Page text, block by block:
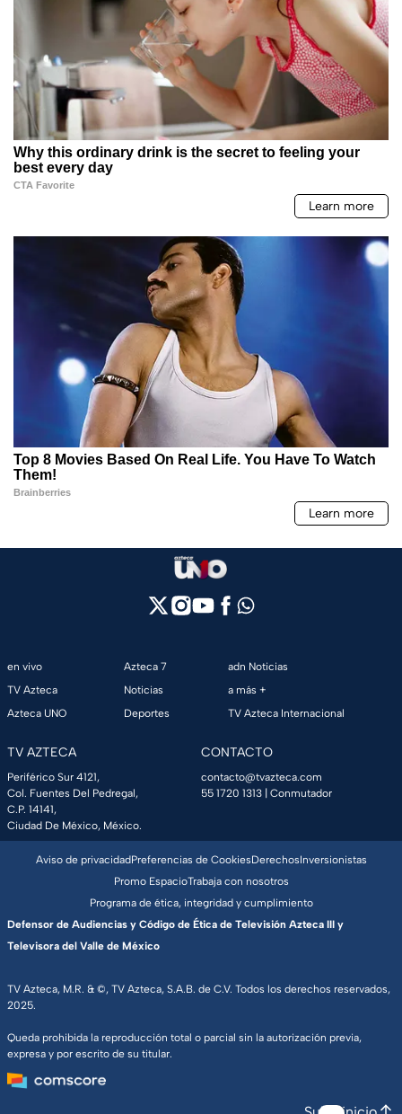
en vivo
TV Azteca
Azteca UNO
Azteca 7
Noticias
Deportes
adn Noticias
a más +
TV Azteca Internacional
TV AZTECA
Periférico Sur 4121,
Col. Fuentes Del Pedregal,
C.P. 14141,
Ciudad De México, México.
CONTACTO
contacto@tvazteca.com
55 1720 1313 | Conmutador
TV Azteca, M.R. & ©, TV Azteca, S.A.B. de C.V. Todos los derechos reservados,
2025.
Queda prohibida la reproducción total o parcial sin la autorización previa,
expresa y por escrito de su titular.
Aviso de privacidadPreferencias de CookiesDerechosInversionistas
Promo EspacioTrabaja con nosotros
Programa de ética, integridad y cumplimiento
Defensor de Audiencias y Código de Ética de Televisión Azteca III y
Televisora del Valle de México